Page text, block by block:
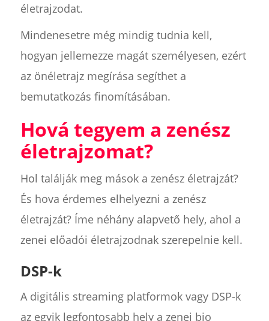
életrajzodat.
Mindenesetre még mindig tudnia kell,
hogyan jellemezze magát személyesen, ezért
az önéletrajz megírása segíthet a
bemutatkozás finomításában.
Hová tegyem a zenész
életrajzomat?
Hol találják meg mások a zenész életrajzát?
És hova érdemes elhelyezni a zenész
életrajzát? Íme néhány alapvető hely, ahol a
zenei előadói életrajzodnak szerepelnie kell.
DSP-k
A digitális streaming platformok vagy DSP-k
az egyik legfontosabb hely a zenei bio